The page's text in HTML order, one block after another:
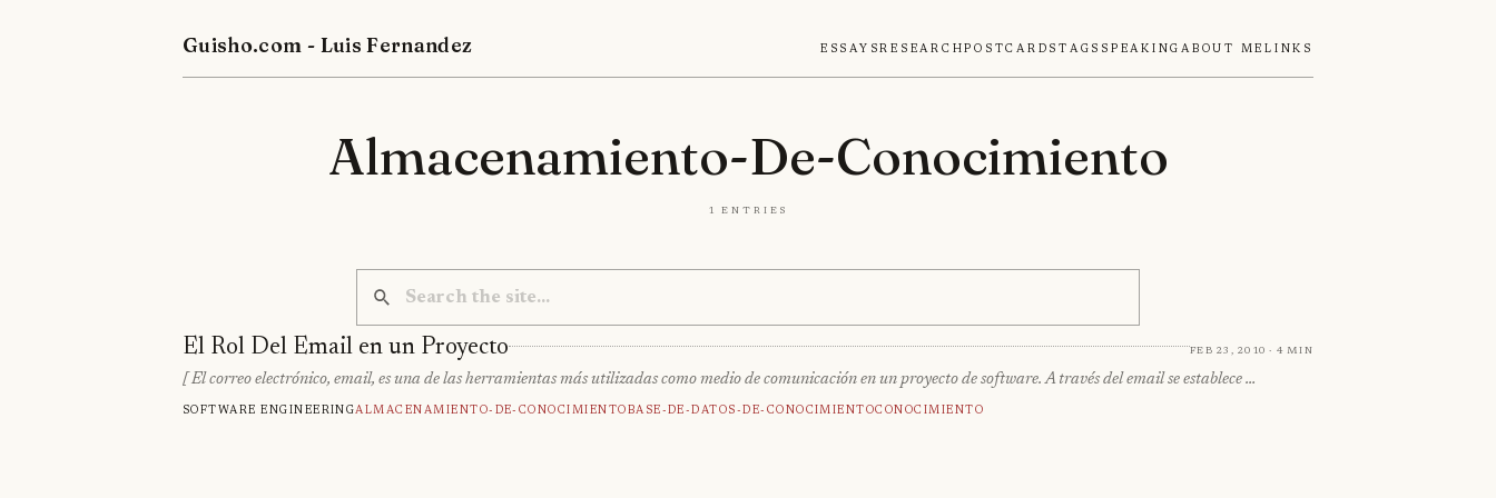
Guisho.com - Luis Fernandez EssaysResearchPostcardsTags SpeakingAbout MeLinks
Almacenamiento-De-Conocimiento
1 entries
El Rol Del Email en un Proyecto Feb 23, 2010 · 4 min
[ El correo electrónico, email, es una de las herramientas más utilizadas como medio de comunicación en un proyecto de software. A través del email se establece …
Software engineeringAlmacenamiento-De-ConocimientoBase-De-Datos-De-ConocimientoConocimiento